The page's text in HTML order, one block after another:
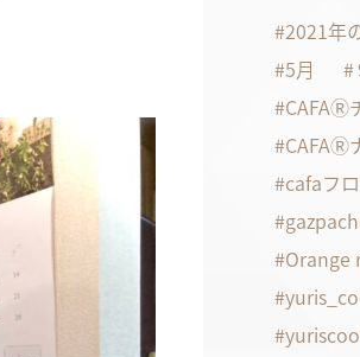
2021年
5月
CAFAⓇ
CAFAⓇ
cafaフ
Orange